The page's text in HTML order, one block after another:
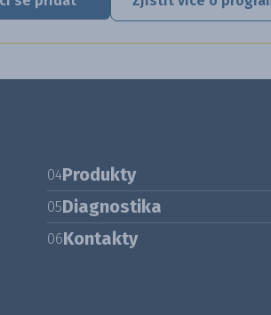
04Produkty
05Diagnostika
06Kontakty